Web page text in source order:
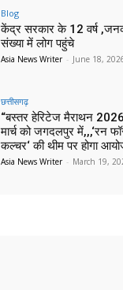
Blog
केंद्र सरकार के 12 वर्ष
संख्या में लोग पहुंचे
Asia News Writer - June 18,
छत्तीसगढ़
“बस्तर हेरिटेज मैराथन
मार्च को जगदलपुर में,,,‘रन
कल्चर‘ की थीम पर होगा
Asia News Writer - March 19,